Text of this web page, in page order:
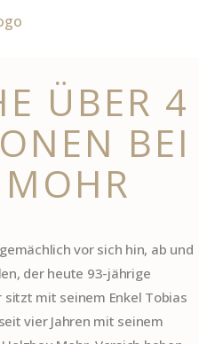
ÜBER 4
BEI
vor sich hin, ab und
der heute 93-jährige
mit seinem Enkel Tobias
vier Jahren mit seinem